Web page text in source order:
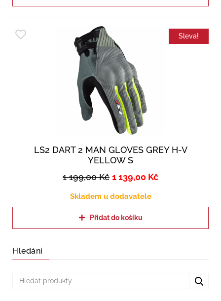
Sleva!
LS2 DART 2 MAN GLOVES GREY H-V
YELLOW S
1 199,00Kč 1 139,00 Kč
Skladem u dodavatele
Přidat do košíku
Hledání